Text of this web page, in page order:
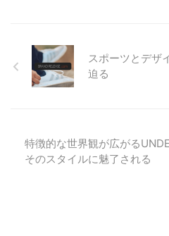
スポーツとデザ
迫る
特徴的な世界観が広がる
そのスタイルに魅了される